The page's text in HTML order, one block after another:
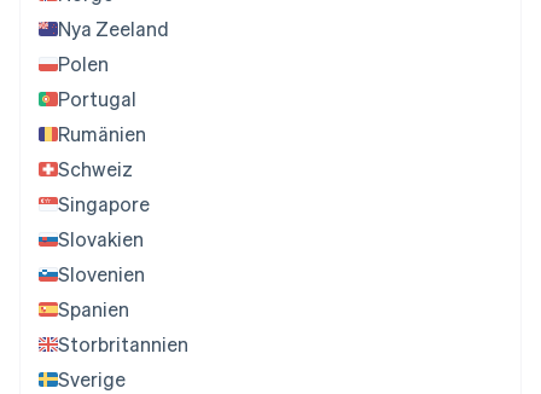
Nya Zeeland
Polen
Portugal
Rumänien
Schweiz
Singapore
Slovakien
Slovenien
Spanien
Storbritannien
Sverige